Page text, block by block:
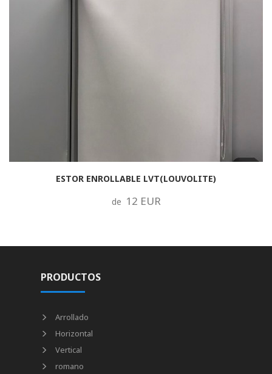
ESTOR ENROLLABLE LVT(LOUVOLITE)
de 12 EUR
PRODUCTOS
Arrollado
Horizontal
Vertical
romano